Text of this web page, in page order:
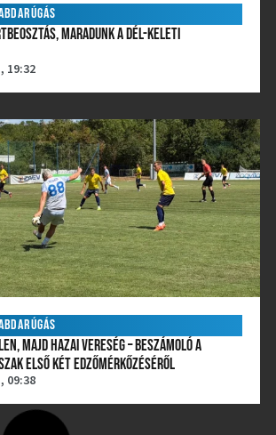
MARADUNK A DÉL-KELETI
19:32
MAJD HAZAI VERESÉG – BESZÁMOLÓ A
ELSŐ KÉT EDZŐMÉRKŐZÉSÉRŐL
09:38